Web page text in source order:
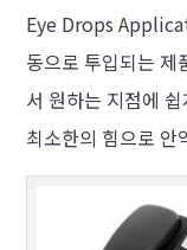
Eye Drops
동으로 투입되는 제
서 원하는 지점에
최소한의 힘으로 안